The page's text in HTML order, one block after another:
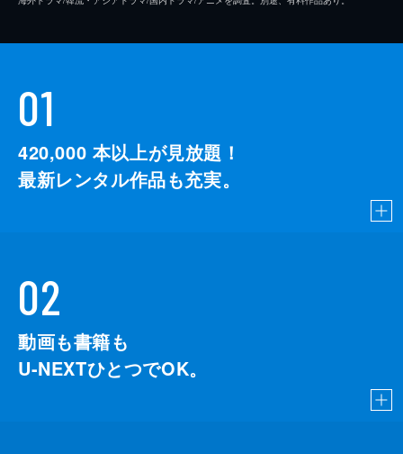
01
420,000 本以上が見放題！
最新レンタル作品も充実。
02
動画も書籍も
U-NEXTひとつでOK。